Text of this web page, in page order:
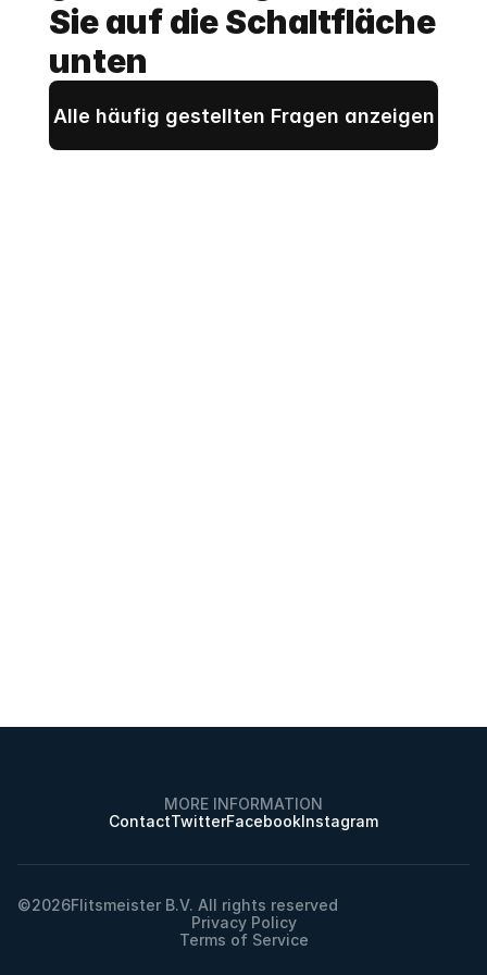
Sie auf die Schaltfläche
unten
Alle häufig gestellten Fragen anzeigen
MORE INFORMATION
ContactTwitterFacebookInstagram
©2026Flitsmeister B.V. All rights reserved
Privacy Policy
Terms of Service